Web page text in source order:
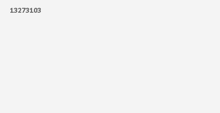
13273103